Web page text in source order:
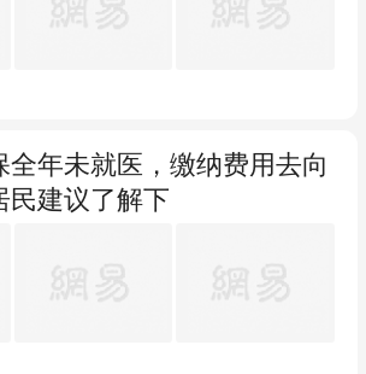
全年未就医，缴纳费用去向
民建议了解下